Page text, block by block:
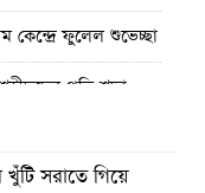
কেন্দ্রে ফুলেল শুভেচ্ছা
প্রতি শ্রদ্ধা
মরদেহ গফরগাঁও
সরাতে গিয়ে